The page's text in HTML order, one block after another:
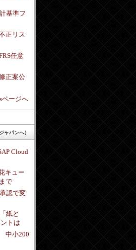
基準フ
正リス
任意
正案公
ページへ
ャパンへ）
Cloud
キュー
で
認で変
紙と
トは
中小200